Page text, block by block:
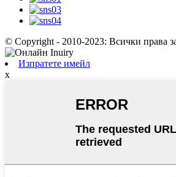
© Copyright - 2010-2023: Всички права
Изпратете имейл
x